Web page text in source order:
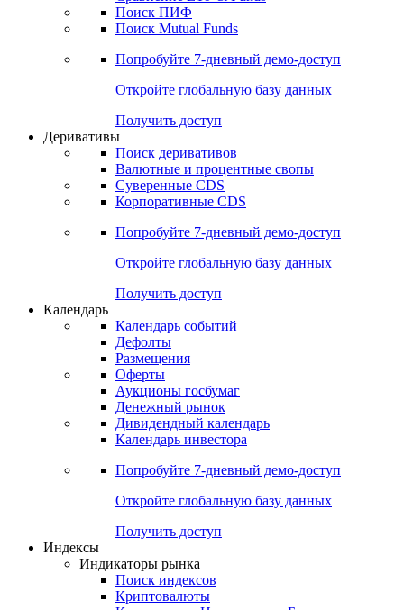
Получить доступ
ETF & Funds
Сравнение ETF & Funds
Поиск Mutual Funds
Попробуйте7-дневный
Откройте глобальную базу данных
Получить доступ
Деривативы
Валютные и процентные свопы
Корпоративные CDS
Попробуйте7-дневный
Откройте глобальную базу данных
Получить доступ
Календарь
Календарь событий
Дефолты
Размещения
Оферты
Денежный рынок
Календарь инвестора
Попробуйте7-дневный
Откройте глобальную базу данных
Получить доступ